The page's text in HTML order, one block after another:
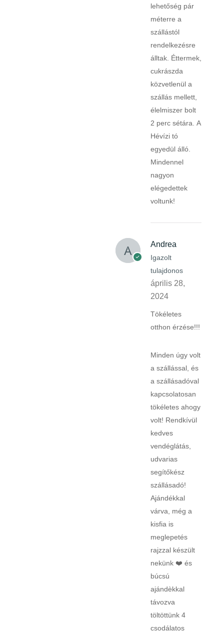
lehetőség pár
méterre a
szállástól
rendelkezésre
álltak. Éttermek,
cukrászda
közvetlenül a
szállás mellett,
élelmiszer bolt
2 perc sétára. A
Hévízi tó
egyedül álló.
Mindennel
nagyon
elégedettek
voltunk!
Andrea
Igazolt
tulajdonos
április 28,
2024
Tökéletes
otthon érzése!!!
Minden úgy volt
a szállással, és
a szállásadóval
kapcsolatosan
tökéletes ahogy
volt! Rendkívül
kedves
vendéglátás,
udvarias
segítőkész
szállásadó!
Ajándékkal
várva, még a
kisfia is
meglepetés
rajzzal készült
nekünk ❤️ és
búcsú
ajándèkkal
távozva
töltöttünk 4
csodálatos